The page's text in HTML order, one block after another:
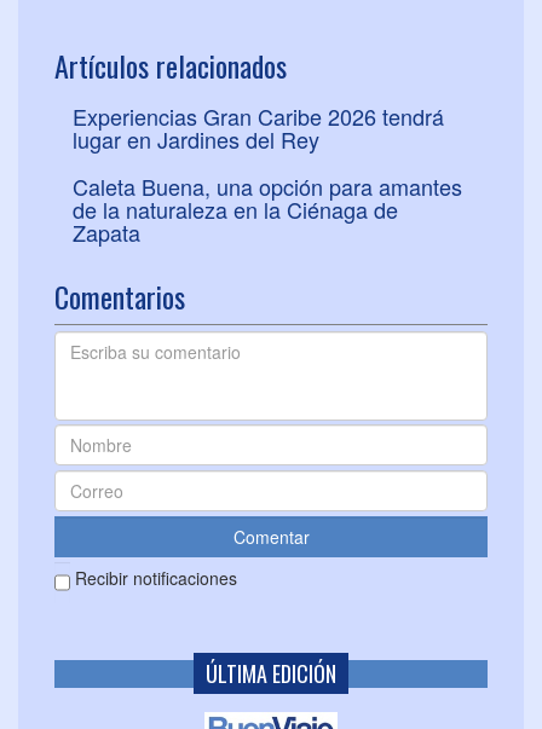
Artículos relacionados
Experiencias Gran Caribe 2026 tendrá
lugar en Jardines del Rey
Caleta Buena, una opción para amantes
de la naturaleza en la Ciénaga de
Zapata
Comentarios
Recibir notificaciones
ÚLTIMA EDICIÓN